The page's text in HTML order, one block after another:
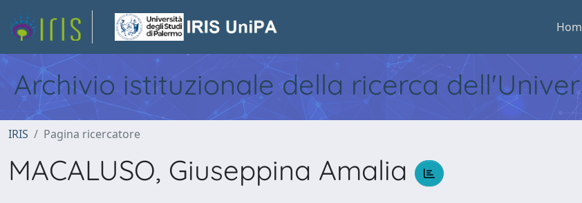
Archivio istituzionale della ricerca
IRIS Pagina ricercatore
MACALUSO, Giuseppina Amalia